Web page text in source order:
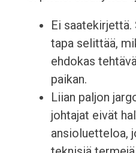
Ei saatekirjettä.
tapa selittää,
ehdokas
paikan.
Liian paljon
johtajat eivät
ansioluetteloa,